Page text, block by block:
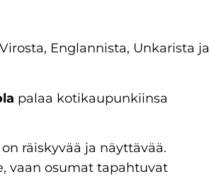
Englannista, Unkarista ja
palaa kotikaupunkiinsa
räiskyvää ja näyttävää.
vaan osumat tapahtuvat